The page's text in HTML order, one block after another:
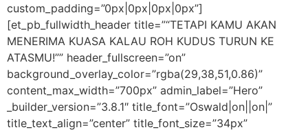
custom_padding=”0px|0px|0px|0px”]
[et_pb_fullwidth_header title=”“TETAPI KAMU AKAN
MENERIMA KUASA KALAU ROH KUDUS TURUN KE
ATASMU!”” header_fullscreen=”on”
background_overlay_color=”rgba(29,38,51,0.86)”
content_max_width=”700px” admin_label=”Hero”
_builder_version=”3.8.1″ title_font=”Oswald|on||on|”
title_text_align=”center” title_font_size=”34px”